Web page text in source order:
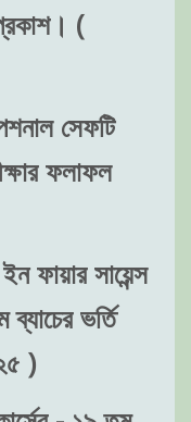
(
সেফটি
ফলাফল
ফায়ার সায়েন্স
ভর্তি
)